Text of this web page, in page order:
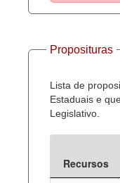
Proposituras
Lista de
Estaduais e
Legislativo.
Recursos